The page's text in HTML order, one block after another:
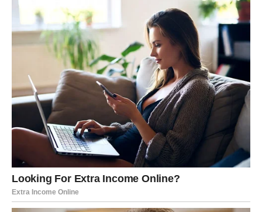
doživeti:
snažnu ljubavnu priču ili povratak emocija
isceljenje starih rana
osećaj da su konačno prihvaćene onakve kakve jesu
Ako ste dugo čekali da se nešto pokrene – razgovor,
priznanje, odluka – januar donosi upravo to. Ono što je
posebno važno jeste da više ne sumnjate u sebe.
Počinjete da verujete svojoj intuiciji i shvatate da
osećajnost nije slabost, već vaša najveća snaga